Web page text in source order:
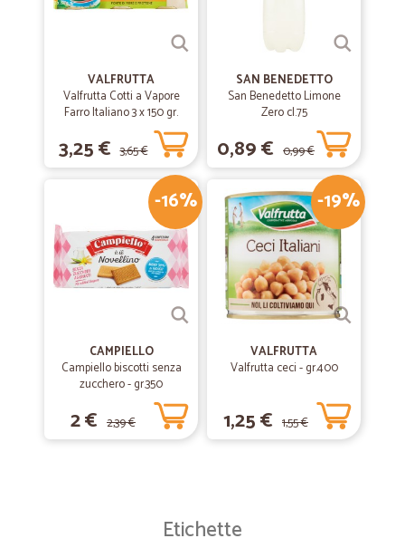
VALFRUTTA
Valfrutta Cotti a Vapore
Farro Italiano 3 x 150 gr.
3,25 € 3,65 €
SAN BENEDETTO
San Benedetto Limone
Zero cl.75
0,89 € 0,99 €
-16%
CAMPIELLO
Campiello biscotti senza
zucchero - gr.350
2 € 2,39 €
-19%
VALFRUTTA
Valfrutta ceci - gr.400
1,25 € 1,55 €
Etichette